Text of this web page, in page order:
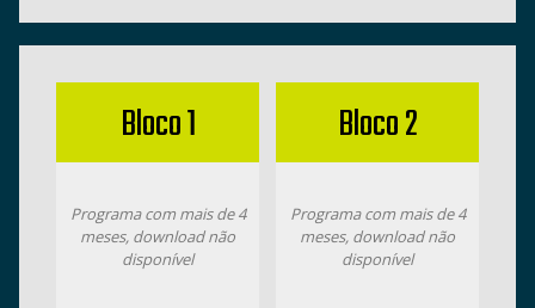
Bloco 1
Programa com mais de 4
meses, download não
disponível
Bloco 2
Programa com mais de 4
meses, download não
disponível